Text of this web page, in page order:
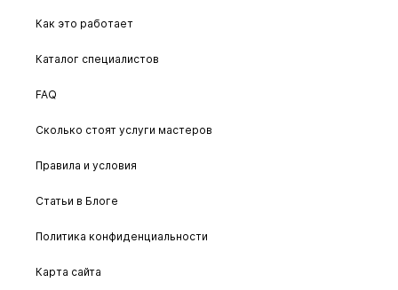
Как это работает
Каталог специалистов
FAQ
Сколько стоят услуги мастеров
Правила и условия
Статьи в Блоге
Политика конфиденциальности
Карта сайта